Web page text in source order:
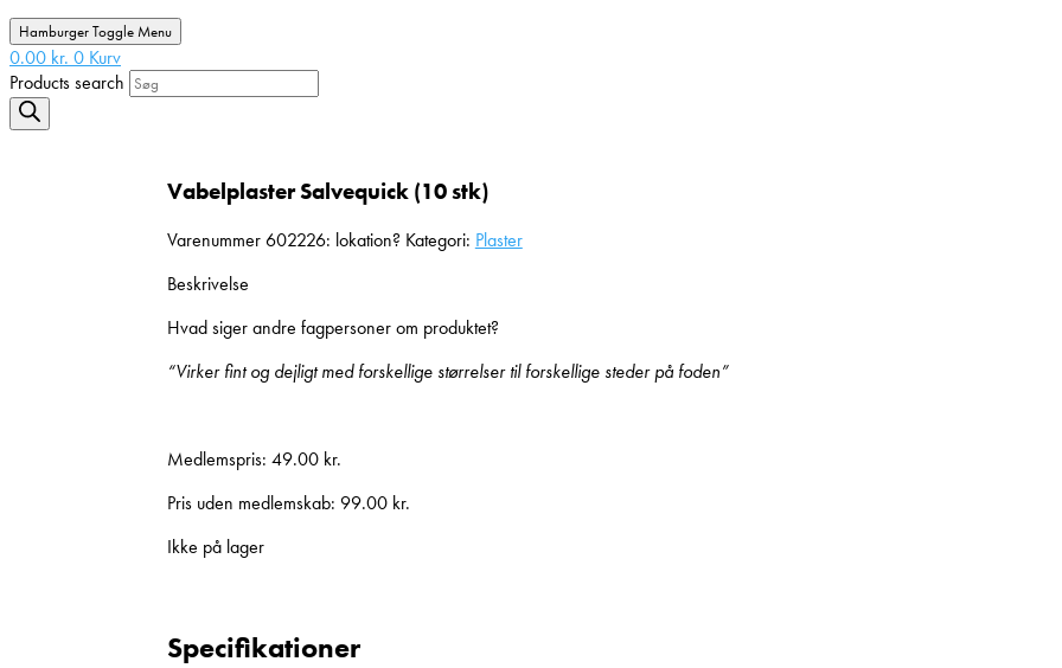
Hamburger Toggle Menu
0.00 kr. 0 Kurv
Products search
Vabelplaster Salvequick (10 stk)
Varenummer602226: lokation? Kategori: Plaster
Beskrivelse
Hvad siger andre fagpersoner om produktet?
“Virker fint og dejligt med forskellige størrelser til forskellige steder på foden”
Medlemspris: 49.00 kr.
Pris uden medlemskab: 99.00 kr.
Ikke på lager
Specifikationer